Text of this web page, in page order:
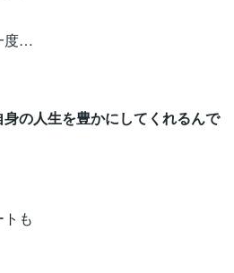
度…
の人生を豊かにしてくれるんで
も